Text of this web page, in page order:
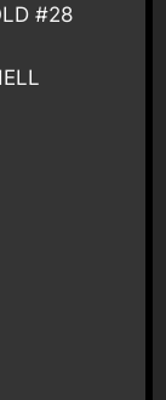
#28